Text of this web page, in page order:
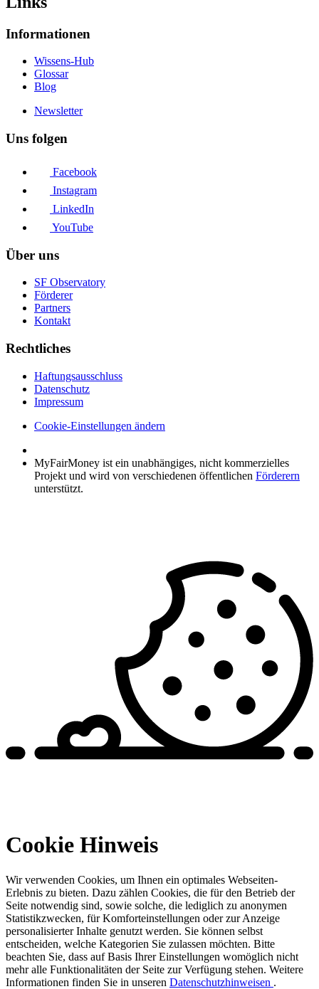
Informationen
Wissens-Hub
Glossar
Blog
Newsletter
Uns folgen
Facebook
Instagram
LinkedIn
YouTube
Über uns
SF Observatory
Förderer
Partners
Kontakt
Rechtliches
Haftungsausschluss
Datenschutz
Impressum
Cookie-Einstellungen ändern
MyFairMoney ist ein un­ab­hän­giges, nicht kommerzielles
Projekt und wird von verschie­denen öffentlichen Förderern
unter­stützt.
Cookie Hinweis
Wir verwenden Cookies, um Ihnen ein optimales Webseiten-
Erlebnis zu bieten. Dazu zählen Cookies, die für den Betrieb der
Seite notwendig sind, sowie solche, die lediglich zu anonymen
Statistikzwecken, für Komforteinstellungen oder zur Anzeige
personalisierter Inhalte genutzt werden. Sie können selbst
entscheiden, welche Kategorien Sie zulassen möchten. Bitte
beachten Sie, dass auf Basis Ihrer Einstellungen womöglich nicht
mehr alle Funktionalitäten der Seite zur Verfügung stehen. Weitere
Informationen finden Sie in unseren Datenschutzhinweisen .